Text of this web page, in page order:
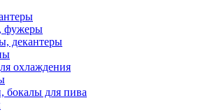
фужеры
декантеры
охлаждения
бокалы для пива